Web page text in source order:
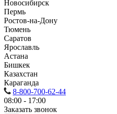
Новосибирск
Пермь
Ростов-на-Дону
Тюмень
Саратов
Ярославль
Астана
Бишкек
Казахстан
Караганда
8-800-700-62-44
08:00 - 17:00
Заказать звонок